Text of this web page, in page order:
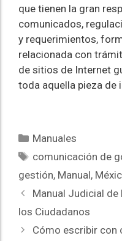
que tienen la gran
comunicados,
y requerimientos,
relacionada con
de sitios de Internet
toda aquella pieza de
Manuales
comunicación de
gestión, Manual,
Manual Judicial de
los Ciudadanos
Cómo escribir con